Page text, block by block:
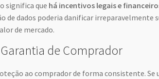
significa que há incentivos legais e
de dados poderia danificar irreparavelmente
de mercado.
de Comprador
ao comprador de forma consistente. Se